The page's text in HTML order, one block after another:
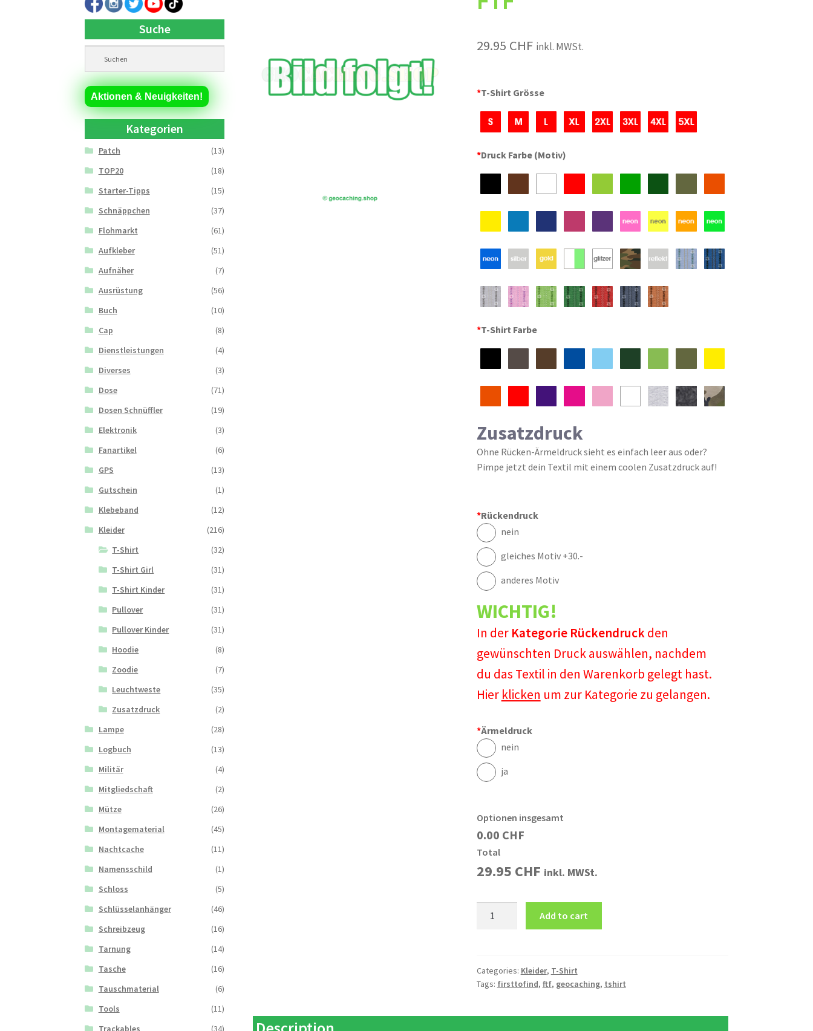
29.95 CHF inkl. MWSt.
*T-Shirt Grösse
*Druck Farbe (Motiv)
*T-Shirt Farbe
Zusatzdruck
Ohne Rücken-Ärmeldruck sieht es einfach leer aus oder?
Pimpe jetzt dein Textil mit einem coolen Zusatzdruck auf!
*Rückendruck
nein
gleiches Motiv +30.-
anderes Motiv
WICHTIG!
In der Kategorie Rückendruckden
gewünschten Druck auswählen, nachdem
du das Textil in den Warenkorb gelegt hast.
Hier klicken um zur Kategorie zu gelangen.
*Ärmeldruck
nein
ja
Optionen insgesamt
0.00 CHF
Total
29.95 CHF inkl. MWSt.
Add to cart
Categories: Kleider, T-Shirt
Tags: firsttofind, ftf, geocaching, tshirt
Suche
Aktionen & Neuigkeiten!
Kategorien
Patch
(13)
TOP20
(18)
Starter-Tipps
(15)
Schnäppchen
(37)
Flohmarkt
(61)
Aufkleber
(51)
Aufnäher
(7)
Ausrüstung
(56)
Buch
(10)
Cap
(8)
Dienstleistungen
(4)
Diverses
(3)
Dose
(71)
Dosen Schnüffler
(19)
Elektronik
(3)
Fanartikel
(6)
GPS
(13)
Gutschein
(1)
Klebeband
(12)
Kleider
(216)
T-Shirt
(32)
T-Shirt Girl
(31)
T-Shirt Kinder
(31)
Pullover
(31)
Pullover Kinder
(31)
Hoodie
(8)
Zoodie
(7)
Leuchtweste
(35)
Zusatzdruck
(2)
Lampe
(28)
Logbuch
(13)
Militär
(4)
Mitgliedschaft
(2)
Mütze
(26)
Montagematerial
(45)
Nachtcache
(11)
Namensschild
(1)
Schloss
(5)
Schlüsselanhänger
(46)
Schreibzeug
(16)
Tarnung
(14)
Tasche
(16)
Tauschmaterial
(6)
Tools
(11)
Trackables
(34)